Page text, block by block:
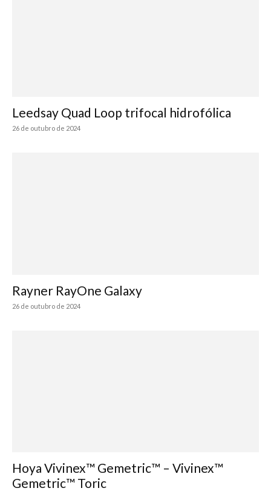
Leedsay Quad Loop trifocal hidrofólica
26 de outubro de 2024
Rayner RayOne Galaxy
26 de outubro de 2024
Hoya Vivinex™ Gemetric™ – Vivinex™
Gemetric™ Toric